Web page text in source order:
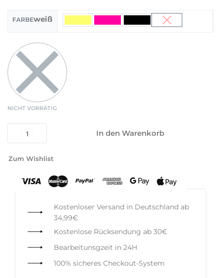
FARBEweiß
NICHT VORRÄTIG
In den Warenkorb
Zum Wishlist
Kostenloser Versand in Deutschland ab
34,99€
Kostenlose Rücksendung ab 30€
Bearbeitunsgzeit in 24H
100% sicheres Checkout-System